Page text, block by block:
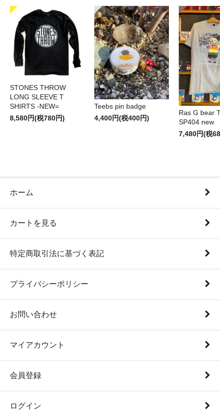
STONES THROW
LONG SLEEVE T
SHIRTS -NEW=
8,580円(税780円)
Teebs pin badge
4,400円(税400円)
Ras G bear
SP404 new
7,480円(税
ホーム
カートを見る
特定商取引法に基づく表記
プライバシーポリシー
お問い合わせ
マイアカウント
会員登録
ログイン